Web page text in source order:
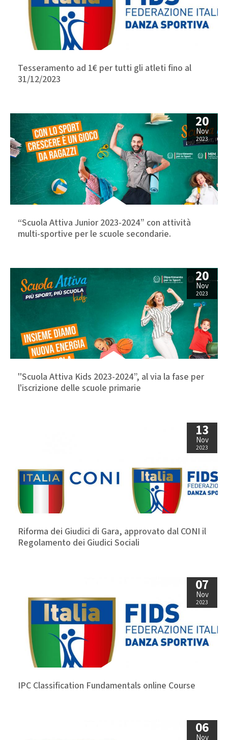
Tesseramento ad 1€ per tutti gli atleti fino al
31/12/2023
20
Nov
2023
“Scuola Attiva Junior 2023-2024” con attività
multi-sportive per le scuole secondarie.
20
Nov
2023
''Scuola Attiva Kids 2023-2024”, al via la fase per
l'iscrizione delle scuole primarie
13
Nov
2023
Riforma dei Giudici di Gara, approvato dal CONI il
Regolamento dei Giudici Sociali
07
Nov
2023
IPC Classification Fundamentals online Course
06
Nov